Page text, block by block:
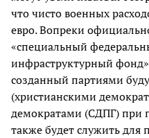
что чисто военных
евро. Вопреки
«специальный
инфраструктурный
созданный партиями
(христианскими
демократами (СДПГ) при
также будет служить для